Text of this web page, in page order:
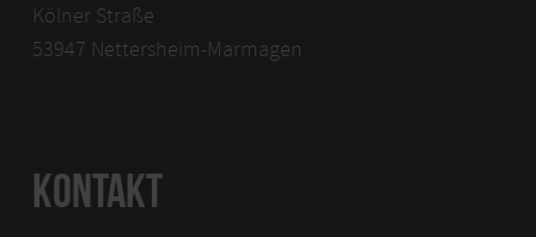
Kölner Straße
53947 Nettersheim-Marmagen
KONTAKT